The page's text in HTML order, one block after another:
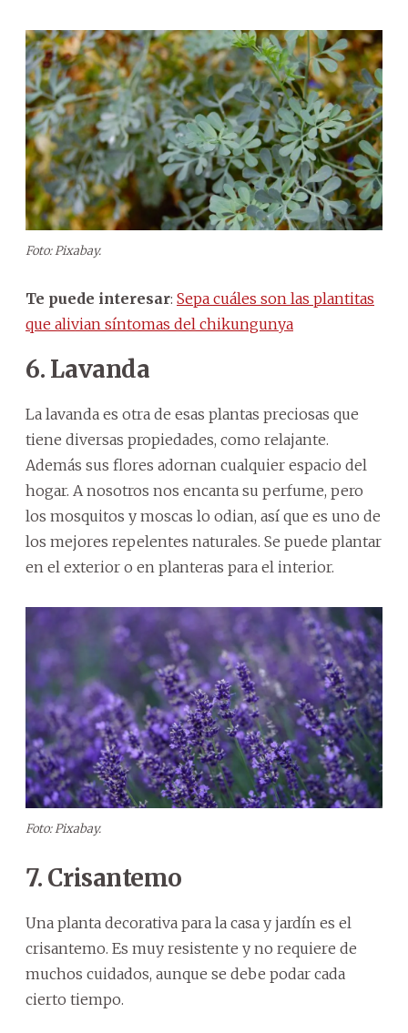
Foto: Pixabay.
Te puede interesar: Sepa cuáles son las plantitas
que alivian síntomas del chikungunya
6. Lavanda
La lavanda es otra de esas plantas preciosas que
tiene diversas propiedades, como relajante.
Además sus flores adornan cualquier espacio del
hogar. A nosotros nos encanta su perfume, pero
los mosquitos y moscas lo odian, así que es uno de
los mejores repelentes naturales. Se puede plantar
en el exterior o en planteras para el interior.
Foto: Pixabay.
7. Crisantemo
Una planta decorativa para la casa y jardín es el
crisantemo. Es muy resistente y no requiere de
muchos cuidados, aunque se debe podar cada
cierto tiempo.